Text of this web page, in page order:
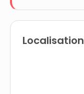
Localisation